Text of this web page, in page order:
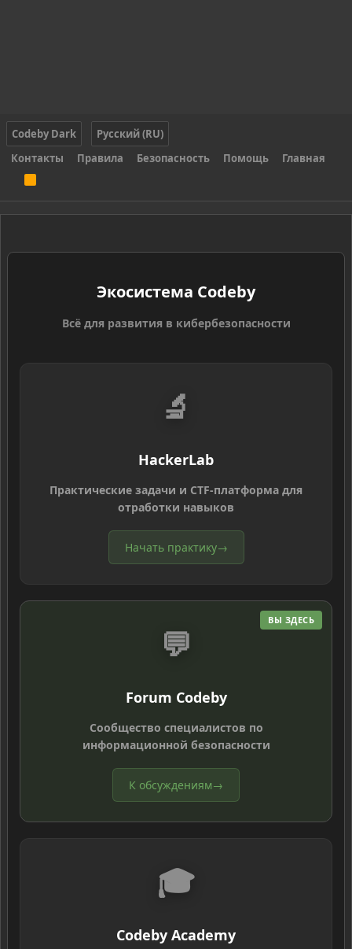
Codeby Dark
Русский (RU)
Контакты
Правила Безопасность Помощь Главная
S
Экосистема Codeby
Всё для развития в кибербезопасности
🔬
HackerLab
Практические задачи и CTF-платформа для
отработки навыков
Начать практику→
ВЫ ЗДЕСЬ
💬
Forum Codeby
Сообщество специалистов по
информационной безопасности
К обсуждениям→
🎓
Codeby Academy